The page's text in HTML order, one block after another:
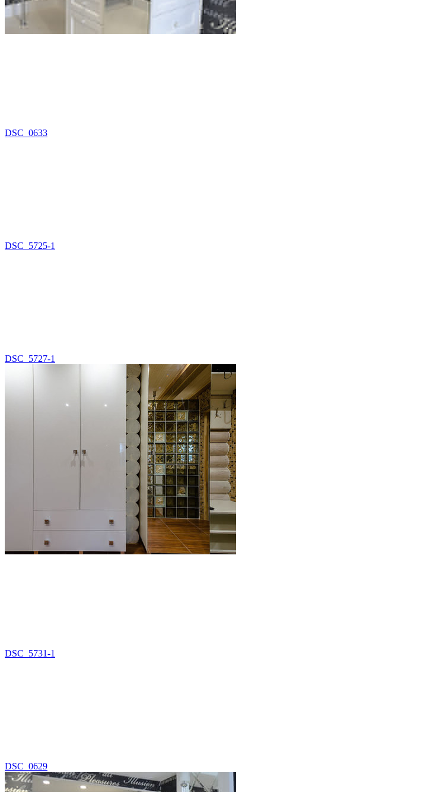
DSC_0633
DSC_5725-1
DSC_5727-1
DSC_5731-1
DSC_0629